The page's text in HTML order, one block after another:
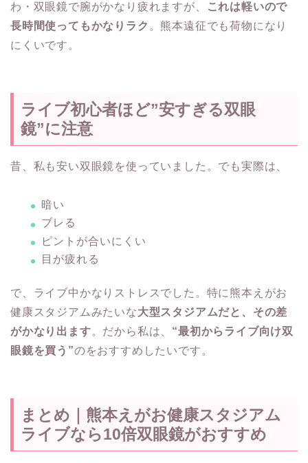
わ・双眼鏡で腕がかなり疲れますが、
これは軽いので
長時間使ってもかなりラク 。熊本遠征でも荷物になり
にくいです。
ライブ初心者ほど”安すぎる双眼
鏡”に注意
昔、私も安い双眼鏡を使っていました。でも実際は、
暗い
ブレる
ピントが合いにくい
目が疲れる
で、ライブ中かなりストレスでした。特に熊本えがお
健康スタジアムみたいな大型スタジアムだと、その差
がかなり出ます。だから私は、 “最初からライブ向け双
眼鏡を買う”のをおすすめしたいです。
まとめ｜熊本えがお健康スタジアム
ライブなら10倍双眼鏡がおすすめ